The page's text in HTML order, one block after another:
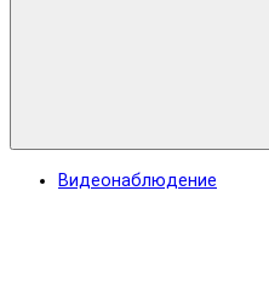
Видеонаблюдение